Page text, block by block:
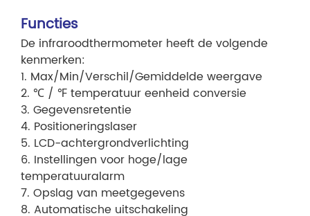
Functies
De infraroodthermometer heeft de volgende
kenmerken:
1. Max/Min/Verschil/Gemiddelde weergave
2. ℃ / ℉ temperatuur eenheid conversie
3. Gegevensretentie
4. Positioneringslaser
5. LCD-achtergrondverlichting
6. Instellingen voor hoge/lage
temperatuuralarm
7. Opslag van meetgegevens
8. Automatische uitschakeling